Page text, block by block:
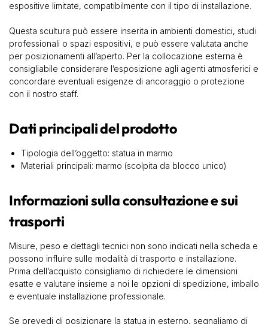
espositive limitate, compatibilmente con il tipo di installazione.
Questa scultura può essere inserita in ambienti domestici, studi
professionali o spazi espositivi, e può essere valutata anche
per posizionamenti all’aperto. Per la collocazione esterna è
consigliabile considerare l’esposizione agli agenti atmosferici e
concordare eventuali esigenze di ancoraggio o protezione
con il nostro staff.
Dati principali del prodotto
Tipologia dell’oggetto: statua in marmo
Materiali principali: marmo (scolpita da blocco unico)
Informazioni sulla consultazione e sui
trasporti
Misure, peso e dettagli tecnici non sono indicati nella scheda e
possono influire sulle modalità di trasporto e installazione.
Prima dell’acquisto consigliamo di richiedere le dimensioni
esatte e valutare insieme a noi le opzioni di spedizione, imballo
e eventuale installazione professionale.
Se prevedi di posizionare la statua in esterno, segnaliamo di